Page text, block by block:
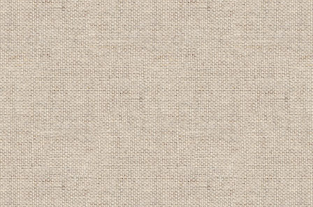
ＮＡＵＩライセンス取得コース大幅割
ＮＡＵＩアドバンス取得コース大幅割
期間：2017年10月1日～12月31日
(適用除外期間あり)
----------------------------------------
【2016/12/1】
2017年新春キャンペーン情報！
詳細はキャンペーン情報をクリック！
ＮＡＵＩライセンス取得コース大幅割
ＮＡＵＩアドバンス取得コース大幅割
期間：2017年1月1日～3月31日
(適用除外期間あり)